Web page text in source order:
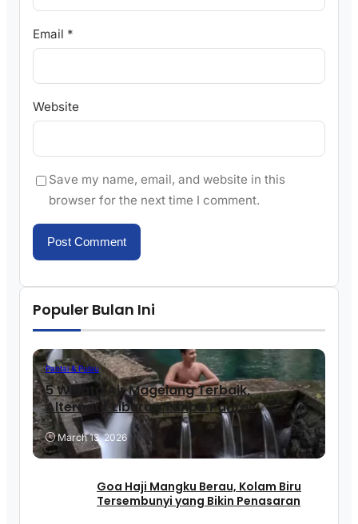
Email *
Website
Save my name, email, and website in this
browser for the next time I comment.
Populer Bulan Ini
Pantai & Pulau
5 Wisata Air Magelang Terbaik,
Alternatif Liburan Tanpa Pantai!
March 13, 2026
Goa Haji Mangku Berau, Kolam Biru
Tersembunyi yang Bikin Penasaran